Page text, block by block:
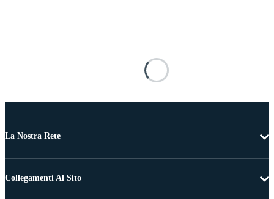
La Nostra Rete
Collegamenti Al Sito